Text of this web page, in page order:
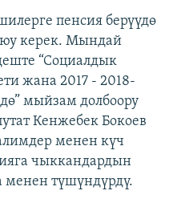
пенсия берүүдө
керек. Мындай
“Социалдык
жана 2017 - 2018-
мыйзам долбоору
Кенжебек Бокоев
менен күч
чыккандардын
менен түшүндүрдү.